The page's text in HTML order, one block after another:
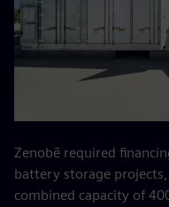
Zenobē required
battery storage
combined capacity of